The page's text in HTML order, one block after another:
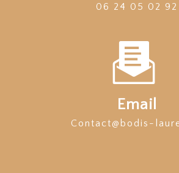
06 24 05 02 92
Email
contact@bodis-